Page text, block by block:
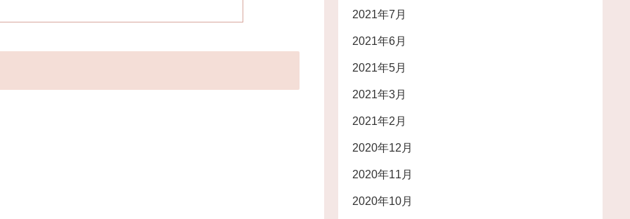
2021年7月
2021年6月
2021年5月
2021年3月
2021年2月
2020年12月
2020年11月
2020年10月